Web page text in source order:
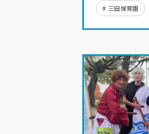
三田保育園